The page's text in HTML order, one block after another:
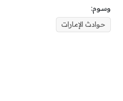
وسوم:
حوادث الإمارات